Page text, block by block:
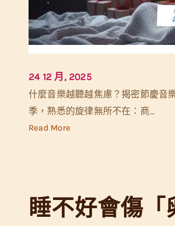
眠
法
，
找
回
你
的
24 12 月, 2025
什麼音樂越聽越焦慮？揭密節慶音
季，熟悉的旋律無所不在：商…
Read More:
躁
焦
睡不好會傷